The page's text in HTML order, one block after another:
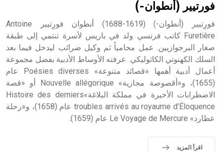
- هل تعلم أن أبجر Abgar اسم معروف جيداً يعود إلى عدد من
الملوك الذين حكموا مدينة إديسا (الرها) من أبجر الأول وحتى
التاسع، وهم ينتسبون إلى أسرة أوسروين
حيث تقتصر القيمة الصوتية للعلامة الك
فورتيير (أنطوان-)
فورِتيير (أنطوان-) (1619-1688) أنطوان فورِتيير Antoine
Furetière كاتب فرنسي ولد في باريس لأسرة تنتمي إلى طبقة
صغار البرجوازيين. عمل محامياً ثم وكيل ضرائب ليدخل فيما بعد
السلك الكهنوتي الكاثوليكي. عرفته الأوساط الأدبية بفضل مجموعة
أعمال أدبية أهمها «قصائد متنوعة» Poésies diverses عام
(1655)، و«أقصوصة مجازية» Nouvelle allégorique أو «قصة
الاضطرابات الأخيرة في مملكة البلاغة»Histoire des derniers
troubles arrivés au royaume d’Éloquence عام (1658)، و«رحلة
عطارد» Le Voyage de Mercure عام (1659).
اقرأ المزيد